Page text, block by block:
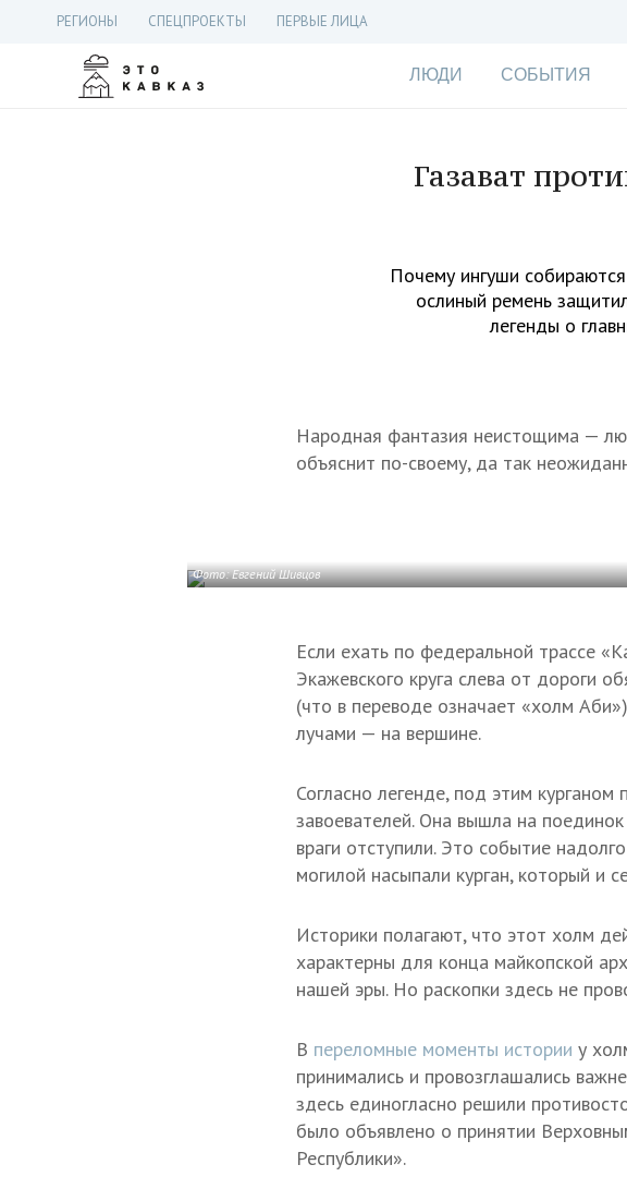
РЕГИОНЫ СПЕЦПРОЕКТЫ ПЕРВЫЕ ЛИЦА
ЛЮДИ СОБЫТИЯ
Газават
Почему ингуши
ослиный ремень
легенды о
Народная фантазия неистощима —
объяснит по-своему, да так
Фото: Евгений Шивцов
Если ехать по федеральной трассе
Экажевского круга слева от дороги
(что в переводе означает «холм
лучами — на вершине.
Согласно легенде, под этим
завоевателей. Она вышла на
враги отступили. Это событие
могилой насыпали курган, который и
Историки полагают, что этот холм
характерны для конца майкопской
нашей эры. Но раскопки здесь не
В переломные моменты истории у
принимались и провозглашались
здесь единогласно решили
было объявлено о принятии
Республики».